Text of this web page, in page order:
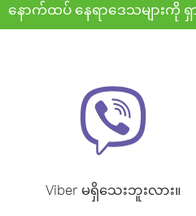
နောက်ထပ် နေရာဒေသများကို ရှ
Viber မရှိသေးဘူးလား။